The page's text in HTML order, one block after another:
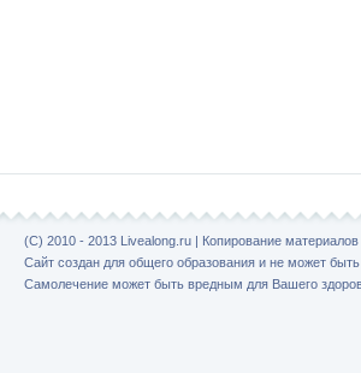
(C) 2010 - 2013 Livealong.ru | Копирование
Сайт создан для общего образования и не может
Самолечение может быть вредным для Вашего